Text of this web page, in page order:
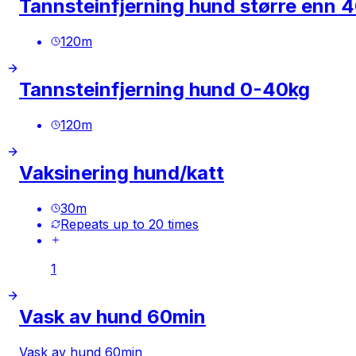
Tannsteinfjerning hund større enn
120m
Tannsteinfjerning hund 0-40kg
120m
Vaksinering hund/katt
30m
Repeats up to 20 times
1
Vask av hund 60min
Vask av hund 60min